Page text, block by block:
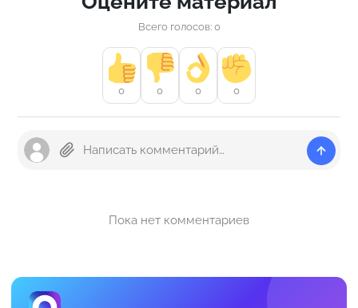
Всего голосов: 0
0 0 0 0
Пока нет комментариев